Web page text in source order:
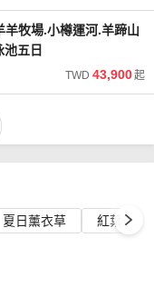
牧場.小樽運河.羊蹄山
五日
TWD 43,900起
夏日薰衣草 紅葉最前